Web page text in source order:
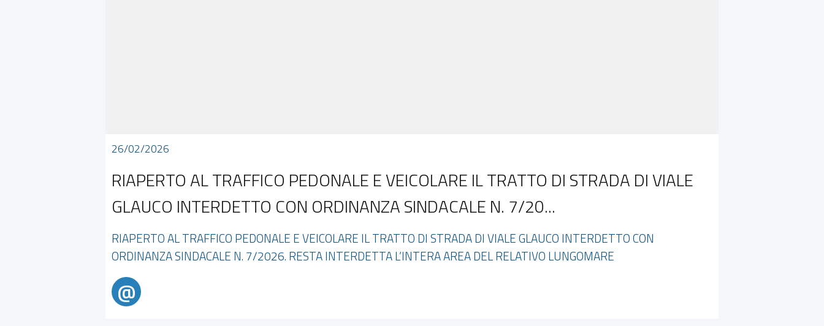
26/02/2026
RIAPERTO AL TRAFFICO PEDONALE E VEICOLARE IL TRATTO DI STRADA DI VIALE
GLAUCO INTERDETTO CON ORDINANZA SINDACALE N. 7/20...
RIAPERTO AL TRAFFICO PEDONALE E VEICOLARE IL TRATTO DI STRADA DI VIALE GLAUCO INTERDETTO CON
ORDINANZA SINDACALE N. 7/2026. RESTA INTERDETTA L’INTERA AREA DEL RELATIVO LUNGOMARE
@